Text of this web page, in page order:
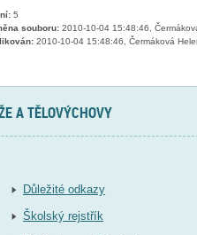
5
souboru:2010-10-04 15:48:46,
2010-10-04 15:48:46, Čermáková
A TĚLOVÝCHOVY
Důležité odkazy
Školský rejstřík